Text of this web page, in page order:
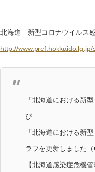
北海道 新型コロナウイルス
http://
「北海道における新
び
「北海道における新
ラフを更新しました（
【北海道感染症危機